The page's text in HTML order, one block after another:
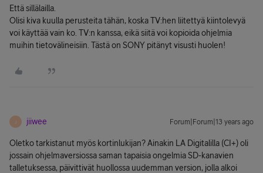
Että sillälailla.
Olisi kiva kuulla perusteita tähän, koska TV:hen liitettyä kiintolevyä
voi käyttää vain ko. TV:n kanssa, eikä siitä voi kopioida ohjelmia
muihin tietovälineisiin. Tästä on SONY pitänyt visusti huolen!
J jiiwee Forum|Forum|13 years ago
Oletko tarkistanut myös kortinlukijan? Ainakin LA Digitalilla (CI+) oli
jossain ohjelmaversiossa saman tapaisia ongelmia SD-kanavien
talletuksessa, päivittivät huollossa uudemman version, jolla alkoi